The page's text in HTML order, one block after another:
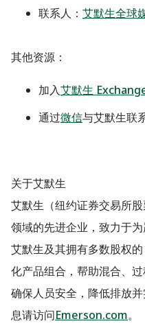
联系人： 艾默生全球
其他资源：
加入艾默生
通过微信与艾默生联
关于艾默生
艾默生（纽约证券交易所
领域的先进企业，致力于为
艾默生及其拥有多数股权
化产品组合，帮助混合、
确保人员安全，降低排放
息请访问Emerson.com。